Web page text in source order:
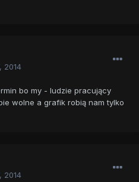
2014
bo my - ludzie pracujący
wolne a grafik robią nam tylko
2014